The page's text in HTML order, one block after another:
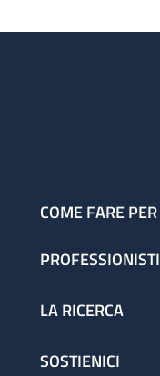
COME FARE PER
PROFESSIONISTI
LA RICERCA
SOSTIENICI